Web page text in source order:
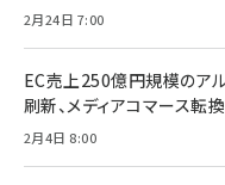
2月24日 7:00
EC売上250億円規模のア
刷新、メディアコマース転
2月4日 8:00